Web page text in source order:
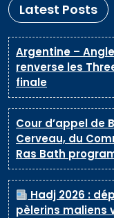
Latest Posts
Argentine –
renverse les
finale
Cour d’appel de
Cerveau, du
Ras Bath
Hadj 2026 :
pèlerins maliens